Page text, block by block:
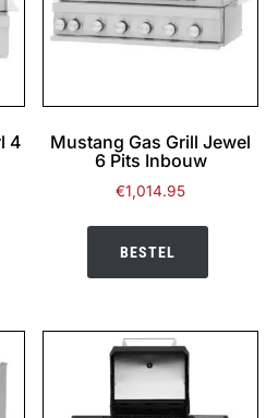
4
Mustang Gas Grill Jewel
6 Pits Inbouw
€1,014.95
BESTEL